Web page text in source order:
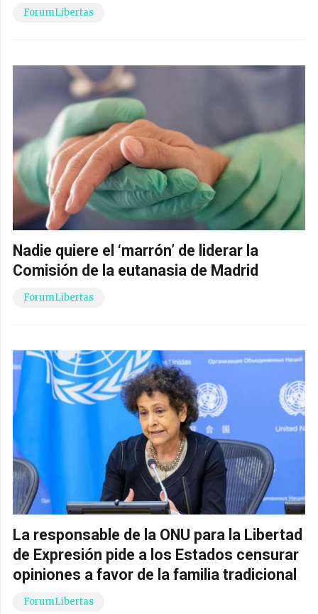
ForumLibertas
Nadie quiere el ‘marrón’ de liderar la
Comisión de la eutanasia de Madrid
ForumLibertas
La responsable de la ONU para la Libertad
de Expresión pide a los Estados censurar
opiniones a favor de la familia tradicional
ForumLibertas